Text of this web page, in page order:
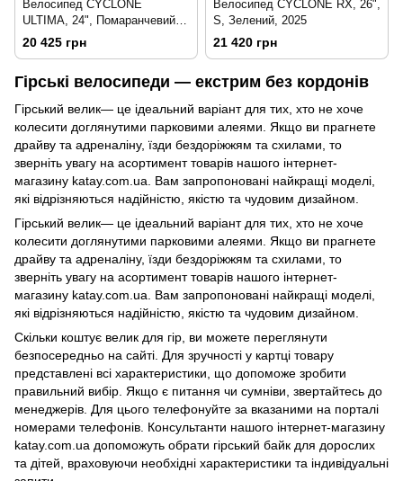
Велосипед CYCLONE
ULTIMA, 24", Помаранчевий,
2025
20 425 грн
Велосипед CYCLONE RX, 26",
S, Зелений, 2025
21 420 грн
Гірські велосипеди — екстрим без кордонів
Гірський велик— це ідеальний варіант для тих, хто не хоче
колесити доглянутими парковими алеями. Якщо ви прагнете
драйву та адреналіну, їзди бездоріжжям та схилами, то
зверніть увагу на асортимент товарів нашого інтернет-
магазину katay.com.ua. Вам запропоновані найкращі моделі,
які відрізняються надійністю, якістю та чудовим дизайном.
Гірський велик— це ідеальний варіант для тих, хто не хоче
колесити доглянутими парковими алеями. Якщо ви прагнете
драйву та адреналіну, їзди бездоріжжям та схилами, то
зверніть увагу на асортимент товарів нашого інтернет-
магазину katay.com.ua. Вам запропоновані найкращі моделі,
які відрізняються надійністю, якістю та чудовим дизайном.
Скільки коштує велик для гір, ви можете переглянути
безпосередньо на сайті. Для зручності у картці товару
представлені всі характеристики, що допоможе зробити
правильний вибір. Якщо є питання чи сумніви, звертайтесь до
менеджерів. Для цього телефонуйте за вказаними на порталі
номерами телефонів. Консультанти нашого інтернет-магазину
katay.com.ua допоможуть обрати гірський байк для дорослих
та дітей, враховуючи необхідні характеристики та індивідуальні